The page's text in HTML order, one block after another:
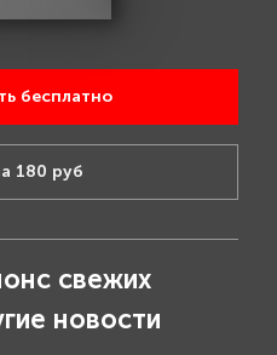
бесплатно
180 руб
свежих
новости